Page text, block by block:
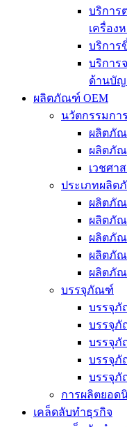
บริการ
เครื่อง
บริการ
บริการ
ด้านบั
ผลิตภัณฑ์ OEM
นวัตกรรมกา
ผลิตภั
ผลิตภั
เวชศา
ประเภทผลิต
ผลิตภัณ
ผลิตภัณ
ผลิตภั
ผลิตภั
ผลิตภัณ
บรรจุภัณฑ์
บรรจุภั
บรรจุภั
บรรจุภั
บรรจุภั
บรรจุภั
การผลิตยอด
เคล็ดลับทำธุรกิจ